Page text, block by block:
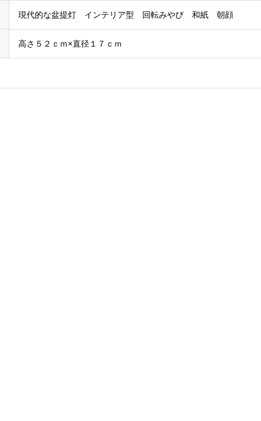
現代的な盆提灯 インテリア型 回転みやび 和紙 朝顔
高さ５２ｃｍ×直径１７ｃｍ